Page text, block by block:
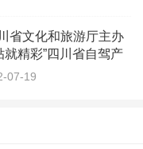
计，可以保证司机
省文化和旅游厅主办
就精彩”四川省自驾产
州举办。推介会上，
07-19